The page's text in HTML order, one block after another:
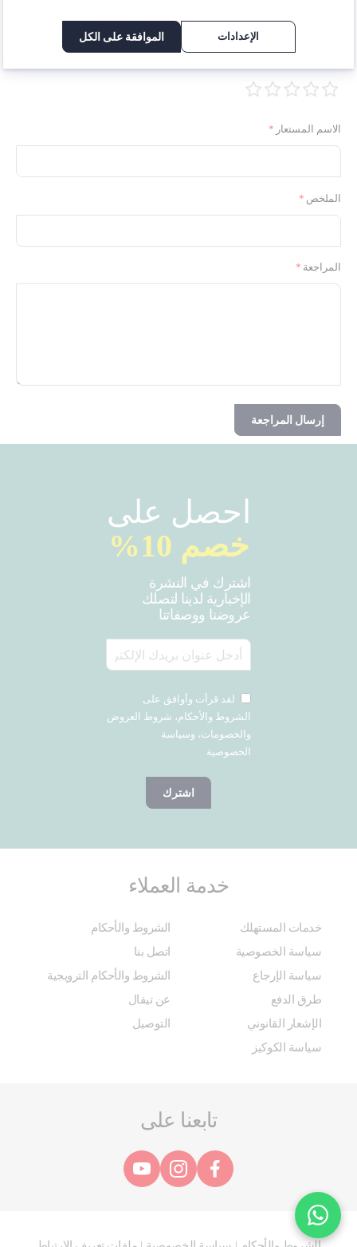
نجمة
نجوم
نجوم
نجوم
نجوم
الاسم المستعار
الملخص
المراجعة
إرسال المراجعة
احصل على
خصم 10%
اشترك في النشرة
الإخبارية لدينا لتصلك
عروضنا ووصفاتنا
لقد قرأت وأوافق على
الشروط والأحكام، شروط العروض
والخصومات، وسياسة
الخصوصية
اشترك
خدمة العملاء
خدمات المستهلك
الشروط والأحكام
سياسة الخصوصية
اتصل بنا
سياسة الإرجاع
الشروط والأحكام الترويجية
طرق الدفع
عن تيفال
الإشعار القانوني
التوصيل
سياسة الكوكيز
تابعنا على
الإعدادات الموافقة على الكل